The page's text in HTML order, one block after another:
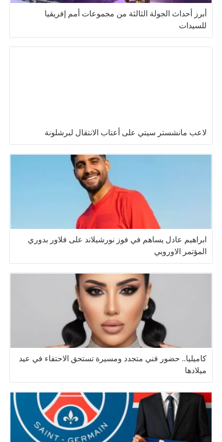
أبرز أحداث الجولة الثالثة من مجموعات أمم إفريقيا
للسيدات
لاعب مانشستر سيتي على أعتاب الانتقال لبرشلونة
ابراهيم عادل يساهم في فوز نورشيلاند على فلاور بدوري
المؤتمر الاوروبي
كاميليا.. حضور فني متجدد ومسيرة تستحق الاحتفاء في عيد
ميلادها